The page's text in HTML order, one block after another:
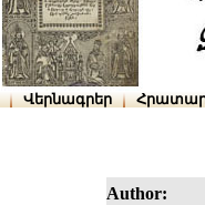
Վերնագրեր
Author: